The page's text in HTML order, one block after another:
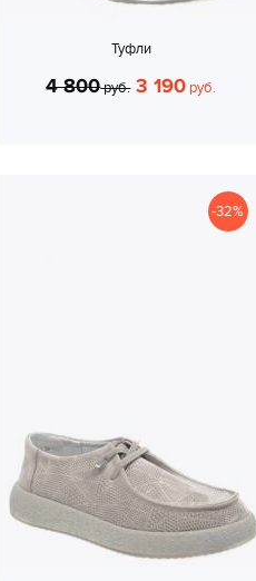
Туфли
4 800руб. 3 190 руб.
-32%